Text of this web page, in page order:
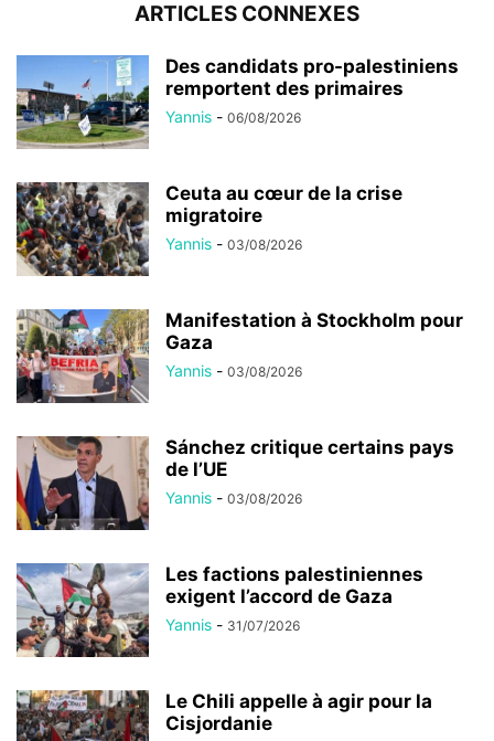
ARTICLES CONNEXES
Des candidats pro-palestiniens
remportent des primaires
Yannis - 06/08/2026
Ceuta au cœur de la crise
migratoire
Yannis - 03/08/2026
Manifestation à Stockholm pour
Gaza
Yannis - 03/08/2026
Sánchez critique certains pays
de l’UE
Yannis - 03/08/2026
Les factions palestiniennes
exigent l’accord de Gaza
Yannis - 31/07/2026
Le Chili appelle à agir pour la
Cisjordanie